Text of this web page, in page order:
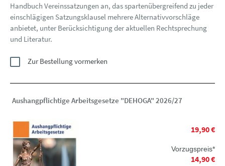
Handbuch Vereinssatzungen an, das spartenübergreifend zu jeder
einschlägigen Satzungsklausel mehrere Alternativvorschläge
anbietet, unter Berücksichtigung der aktuellen Rechtsprechung
und Literatur.
Zur Bestellung vormerken
Aushangpflichtige Arbeitsgesetze "DEHOGA" 2026/27
19,90 €
Vorzugspreis*
14,90 €